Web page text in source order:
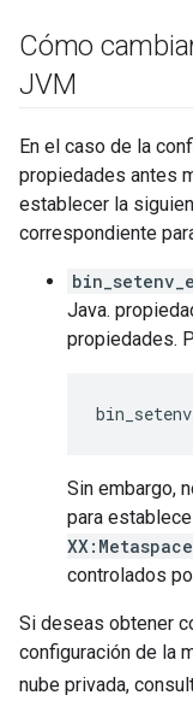
Cómo
JVM
En el caso de la
propiedades antes
establecer la
correspondiente
Java.
propiedades.
Sin embargo,
para establece
controlados
Si deseas obtener
configuración de la
nube privada,